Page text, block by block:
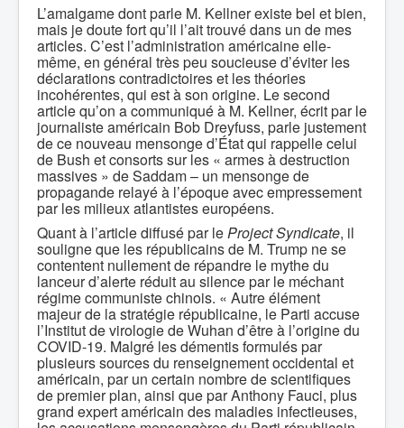
L’amalgame dont parle M. Kellner existe bel et bien,
mais je doute fort qu’il l’ait trouvé dans un de mes
articles. C’est l’administration américaine elle-
même, en général très peu soucieuse d’éviter les
déclarations contradictoires et les théories
incohérentes, qui est à son origine. Le second
article qu’on a communiqué à M. Kellner, écrit par le
journaliste américain Bob Dreyfuss, parle justement
de ce nouveau mensonge d’État qui rappelle celui
de Bush et consorts sur les « armes à destruction
massives » de Saddam – un mensonge de
propagande relayé à l’époque avec empressement
par les milieux atlantistes européens.
Quant à l’article diffusé par leProject Syndicate, il
souligne que les républicains de M. Trump ne se
contentent nullement de répandre le mythe du
lanceur d’alerte réduit au silence par le méchant
régime communiste chinois. « Autre élément
majeur de la stratégie républicaine, le Parti accuse
l’Institut de virologie de Wuhan d’être à l’origine du
COVID-19. Malgré les démentis formulés par
plusieurs sources du renseignement occidental et
américain, par un certain nombre de scientifiques
de premier plan, ainsi que par Anthony Fauci, plus
grand expert américain des maladies infectieuses,